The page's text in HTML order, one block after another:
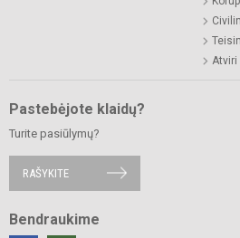
Atviri
Pastebėjote klaidų?
Turite pasiūlymų?
RAŠYKITE
Bendraukime